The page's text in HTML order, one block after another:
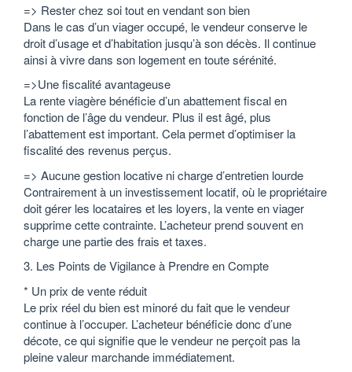
=> Rester chez soi tout en vendant son bien
Dans le cas d’un viager occupé, le vendeur conserve le
droit d’usage et d’habitation jusqu’à son décès. Il continue
ainsi à vivre dans son logement en toute sérénité.
=>Une fiscalité avantageuse
La rente viagère bénéficie d’un abattement fiscal en
fonction de l’âge du vendeur. Plus il est âgé, plus
l’abattement est important. Cela permet d’optimiser la
fiscalité des revenus perçus.
=> Aucune gestion locative ni charge d’entretien lourde
Contrairement à un investissement locatif, où le propriétaire
doit gérer les locataires et les loyers, la vente en viager
supprime cette contrainte. L’acheteur prend souvent en
charge une partie des frais et taxes.
3. Les Points de Vigilance à Prendre en Compte
* Un prix de vente réduit
Le prix réel du bien est minoré du fait que le vendeur
continue à l’occuper. L’acheteur bénéficie donc d’une
décote, ce qui signifie que le vendeur ne perçoit pas la
pleine valeur marchande immédiatement.